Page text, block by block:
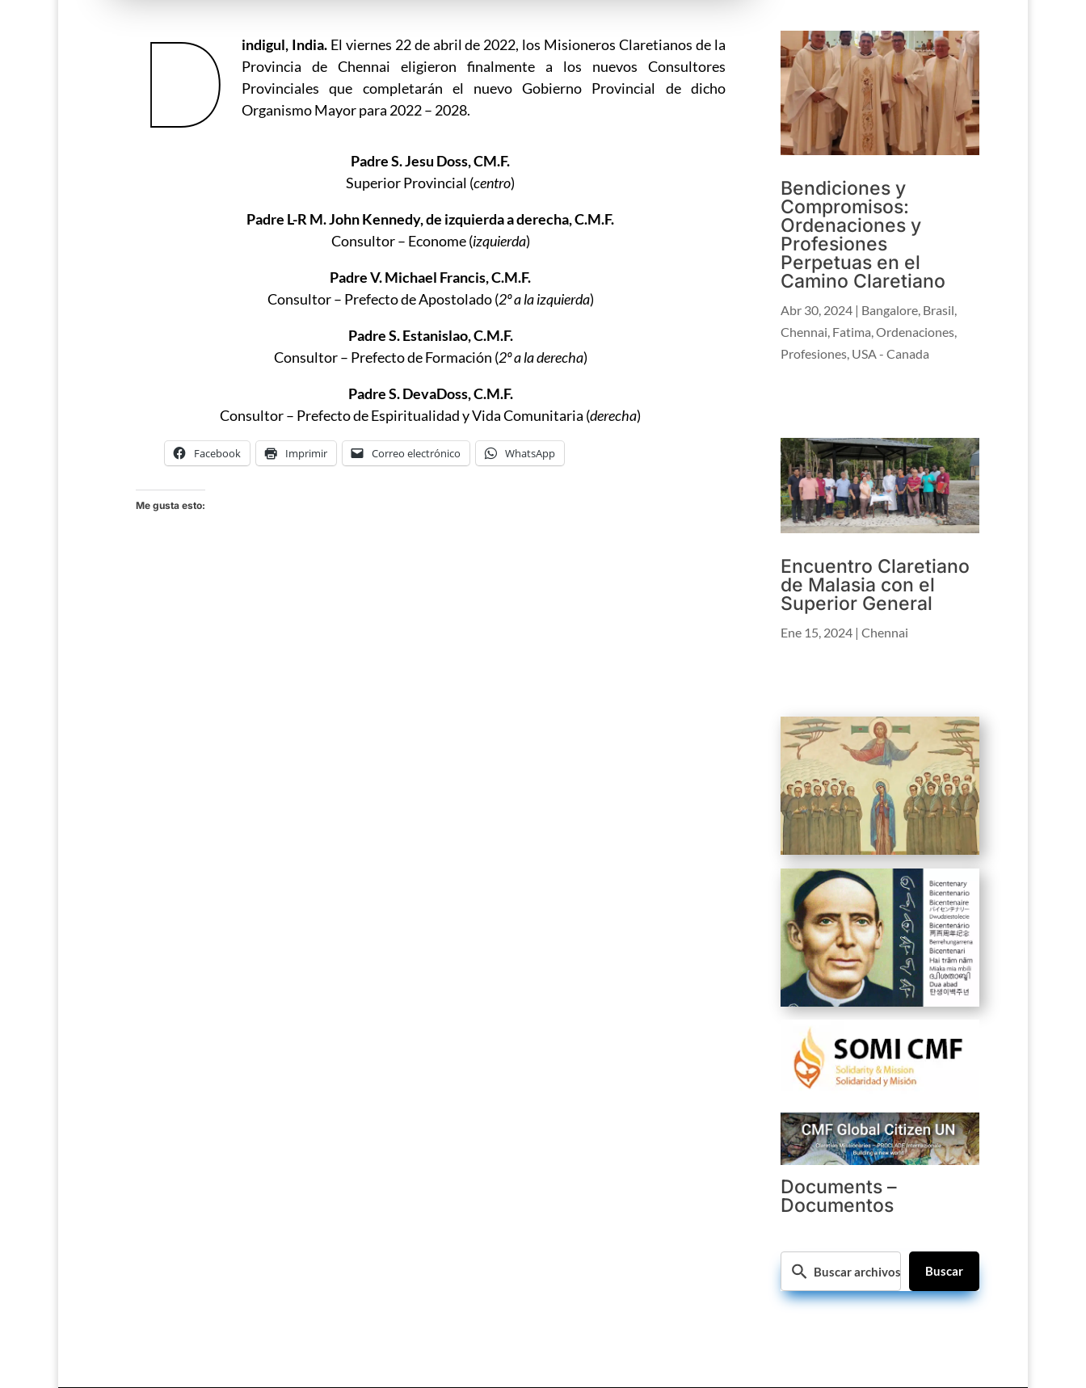
D indigul, India. El viernes 22 de abril de 2022, los Misioneros Claretianos de la
Provincia de Chennai eligieron finalmente a los nuevos Consultores
Provinciales que completarán el nuevo Gobierno Provincial de dicho
Organismo Mayor para 2022 – 2028.
Padre S. Jesu Doss, CM.F.
Superior Provincial (centro)
Padre L-R M. John Kennedy, de izquierda a derecha, C.M.F.
Consultor – Econome (izquierda)
Padre V. Michael Francis, C.M.F.
Consultor – Prefecto de Apostolado (2º a la izquierda)
Padre S. Estanislao, C.M.F.
Consultor – Prefecto de Formación (2º a la derecha)
Padre S. DevaDoss, C.M.F.
Consultor – Prefecto de Espiritualidad y Vida Comunitaria (derecha)
Facebook Imprimir Correo electrónico WhatsApp
Me gusta esto:
Bendiciones y
Compromisos:
Ordenaciones y
Profesiones
Perpetuas en el
Camino Claretiano
Abr 30, 2024 | Bangalore Brasil
Chennai Fatima ,Ordenaciones
Profesiones USA - Canada
Encuentro Claretiano
de Malasia con el
Superior General
Ene 15, 2024 |Chennai
Documents –
Documentos
Buscar